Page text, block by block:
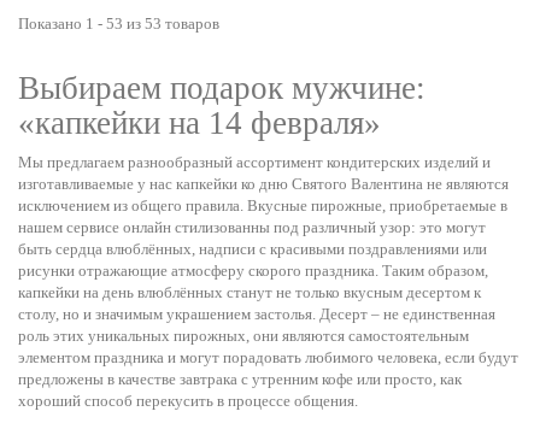
Показано 1 - 53 из 53 товаров
Выбираем подарок мужчине:
«капкейки на 14 февраля»
Мы предлагаем разнообразный ассортимент кондитерских изделий и
изготавливаемые у нас капкейки ко дню Святого Валентина не являются
исключением из общего правила. Вкусные пирожные, приобретаемые в
нашем сервисе онлайн стилизованны под различный узор: это могут
быть сердца влюблённых, надписи с красивыми поздравлениями или
рисунки отражающие атмосферу скорого праздника. Таким образом,
капкейки на день влюблённых станут не только вкусным десертом к
столу, но и значимым украшением застолья. Десерт – не единственная
роль этих уникальных пирожных, они являются самостоятельным
элементом праздника и могут порадовать любимого человека, если будут
предложены в качестве завтрака с утренним кофе или просто, как
хороший способ перекусить в процессе общения.